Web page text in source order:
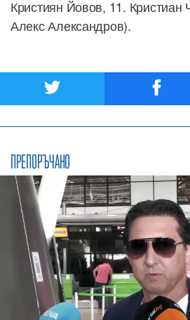
Кристиян Йовов, 11. Кристиан
Алекс Александров).
ПРЕПОРЪЧАНО